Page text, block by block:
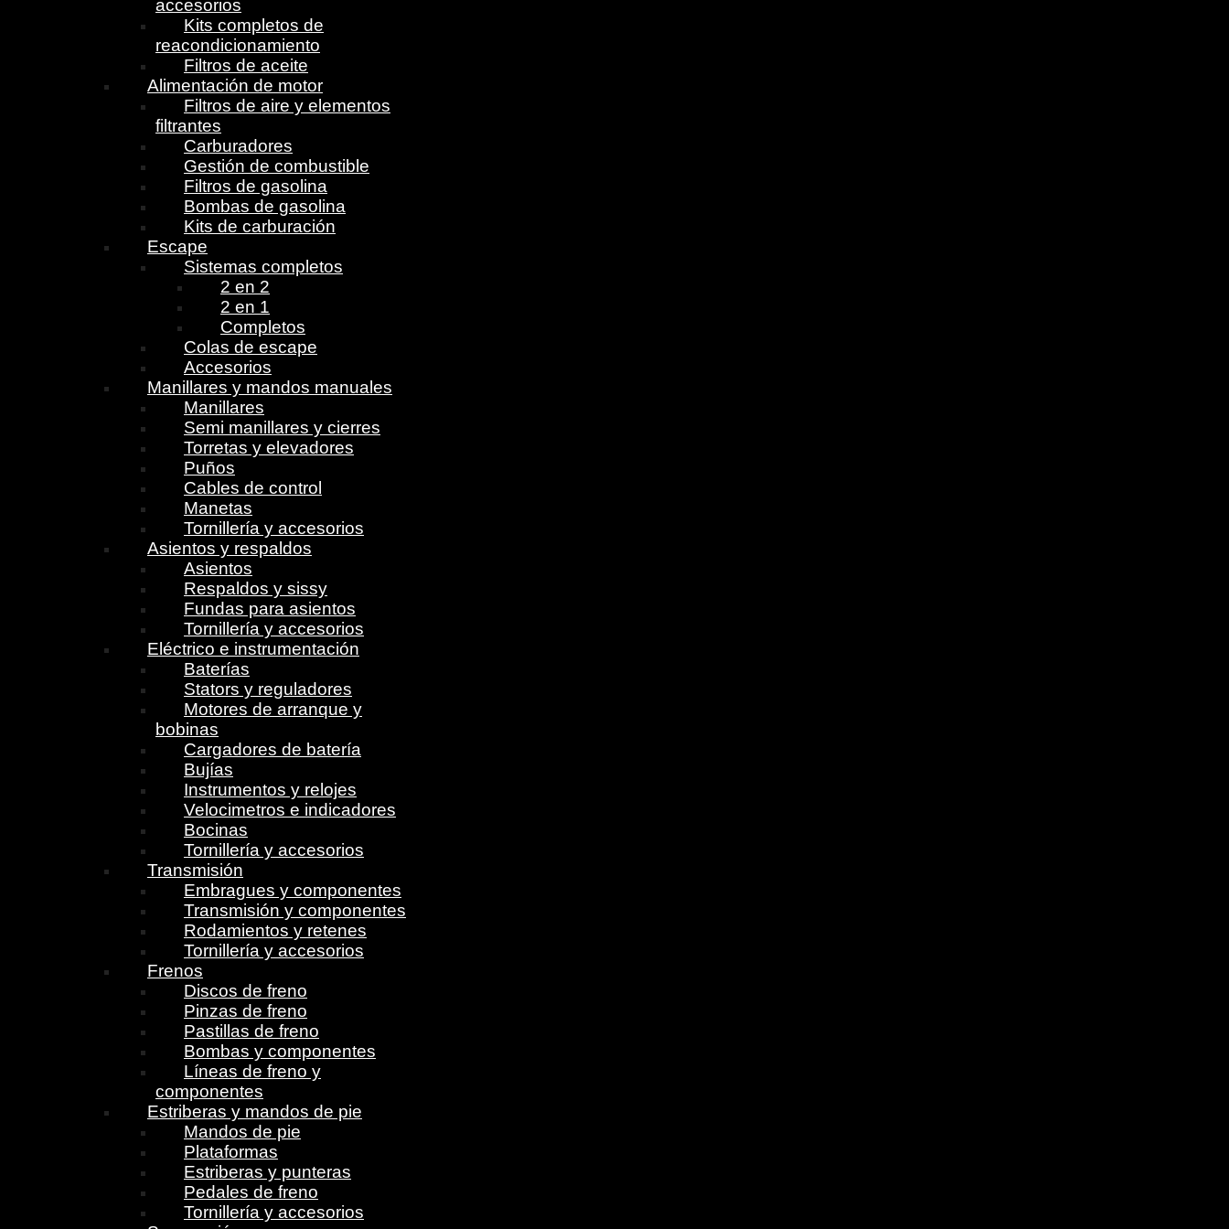
accesorios
Kits completos de
reacondicionamiento
Filtros de aceite
Alimentación de motor
Filtros de aire y elementos
filtrantes
Carburadores
Gestión de combustible
Filtros de gasolina
Bombas de gasolina
Kits de carburación
Escape
Sistemas completos
2 en 2
2 en 1
Completos
Colas de escape
Accesorios
Manillares y mandos manuales
Manillares
Semi manillares y cierres
Torretas y elevadores
Puños
Cables de control
Manetas
Tornillería y accesorios
Asientos y respaldos
Asientos
Respaldos y sissy
Fundas para asientos
Tornillería y accesorios
Eléctrico e instrumentación
Baterías
Stators y reguladores
Motores de arranque y
bobinas
Cargadores de batería
Bujías
Instrumentos y relojes
Velocimetros e indicadores
Bocinas
Tornillería y accesorios
Transmisión
Embragues y componentes
Transmisión y componentes
Rodamientos y retenes
Tornillería y accesorios
Frenos
Discos de freno
Pinzas de freno
Pastillas de freno
Bombas y componentes
Líneas de freno y
componentes
Estriberas y mandos de pie
Mandos de pie
Plataformas
Estriberas y punteras
Pedales de freno
Tornillería y accesorios